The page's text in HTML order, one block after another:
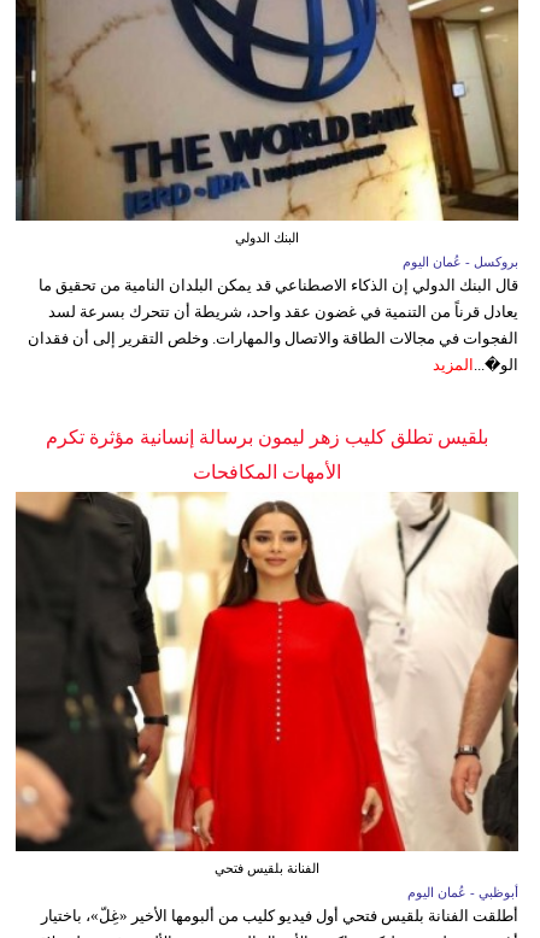
البنك الدولي
بروكسل - عُمان اليوم
قال البنك الدولي إن الذكاء الاصطناعي قد يمكن البلدان النامية من تحقيق ما
يعادل قرناً من التنمية في غضون عقد واحد، شريطة أن تتحرك بسرعة لسد
الفجوات في مجالات الطاقة والاتصال والمهارات. وخلص التقرير إلى أن فقدان
الو�... المزيد
بلقيس تطلق كليب زهر ليمون برسالة إنسانية مؤثرة تكرم
الأمهات المكافحات
الفنانة بلقيس فتحي
أبوظبي - عُمان اليوم
أطلقت الفنانة بلقيس فتحي أول فيديو كليب من ألبومها الأخير «غِلّ»، باختيار